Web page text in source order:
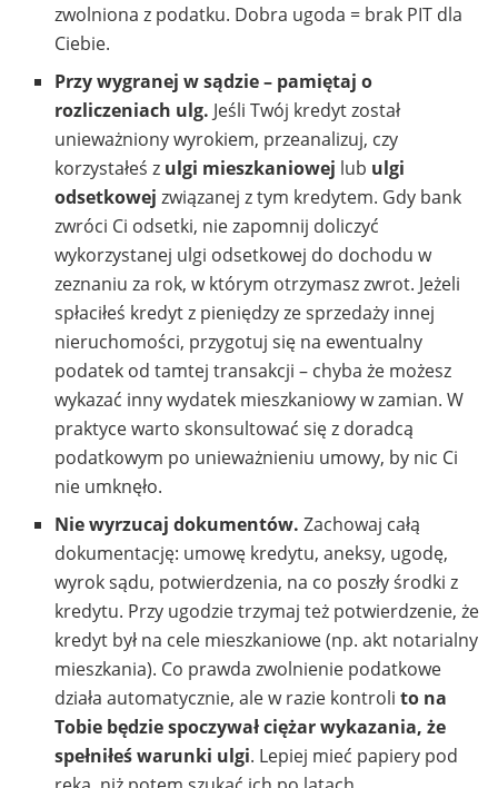
zwolniona z podatku. Dobra ugoda = brak PIT dla
Ciebie.
Przy wygranej w sądzie – pamiętaj o
rozliczeniach ulg. Jeśli Twój kredyt został
unieważniony wyrokiem, przeanalizuj, czy
korzystałeś z ulgi mieszkaniowej lub ulgi
odsetkowej związanej z tym kredytem. Gdy bank
zwróci Ci odsetki, nie zapomnij doliczyć
wykorzystanej ulgi odsetkowej do dochodu w
zeznaniu za rok, w którym otrzymasz zwrot. Jeżeli
spłaciłeś kredyt z pieniędzy ze sprzedaży innej
nieruchomości, przygotuj się na ewentualny
podatek od tamtej transakcji – chyba że możesz
wykazać inny wydatek mieszkaniowy w zamian. W
praktyce warto skonsultować się z doradcą
podatkowym po unieważnieniu umowy, by nic Ci
nie umknęło.
Nie wyrzucaj dokumentów. Zachowaj całą
dokumentację: umowę kredytu, aneksy, ugodę,
wyrok sądu, potwierdzenia, na co poszły środki z
kredytu. Przy ugodzie trzymaj też potwierdzenie, że
kredyt był na cele mieszkaniowe (np. akt notarialny
mieszkania). Co prawda zwolnienie podatkowe
działa automatycznie, ale w razie kontrolito na
Tobie będzie spoczywał ciężar wykazania, że
spełniłeś warunki ulgi. Lepiej mieć papiery pod